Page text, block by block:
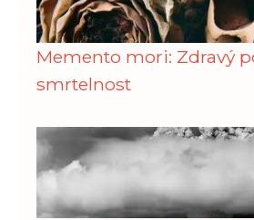
Memento mori: Zdravý
smrtelnost